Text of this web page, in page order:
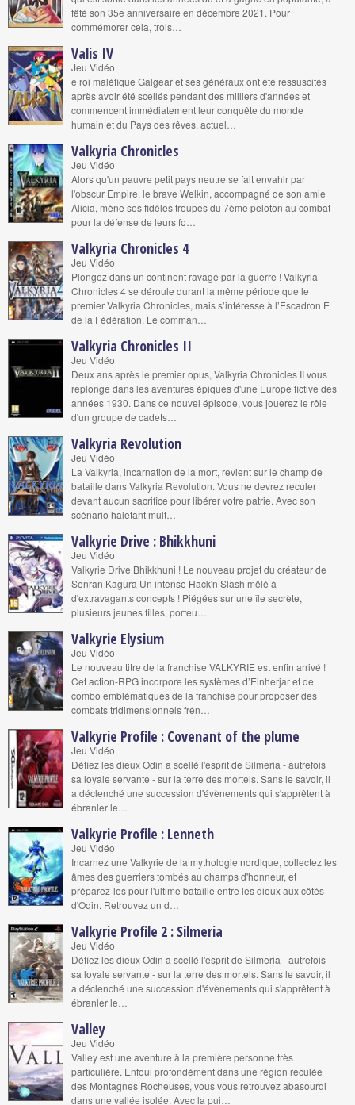
fêté son 35e anniversaire en décembre 2021. Pour
commémorer cela, trois…
Valis IV
Jeu Vidéo
e roi maléfique Galgear et ses généraux ont été ressuscités
après avoir été scellés pendant des milliers d'années et
commencent immédiatement leur conquête du monde
humain et du Pays des rêves, actuel…
Valkyria Chronicles
Jeu Vidéo
Alors qu'un pauvre petit pays neutre se fait envahir par
l'obscur Empire, le brave Welkin, accompagné de son amie
Alicia, mène ses fidèles troupes du 7ème peloton au combat
pour la défense de leurs fo…
Valkyria Chronicles 4
Jeu Vidéo
Plongez dans un continent ravagé par la guerre ! Valkyria
Chronicles 4 se déroule durant la même période que le
premier Valkyria Chronicles, mais s’intéresse à l’Escadron E
de la Fédération. Le comman…
Valkyria Chronicles II
Jeu Vidéo
Deux ans après le premier opus, Valkyria Chronicles II vous
replonge dans les aventures épiques d'une Europe fictive des
années 1930. Dans ce nouvel épisode, vous jouerez le rôle
d'un groupe de cadets…
Valkyria Revolution
Jeu Vidéo
La Valkyria, incarnation de la mort, revient sur le champ de
bataille dans Valkyria Revolution. Vous ne devrez reculer
devant aucun sacrifice pour libérer votre patrie. Avec son
scénario haletant mult…
Valkyrie Drive : Bhikkhuni
Jeu Vidéo
Valkyrie Drive Bhikkhuni ! Le nouveau projet du créateur de
Senran Kagura Un intense Hack'n Slash mêlé à
d'extravagants concepts ! Piégées sur une île secrète,
plusieurs jeunes filles, porteu…
Valkyrie Elysium
Jeu Vidéo
Le nouveau titre de la franchise VALKYRIE est enfin arrivé !
Cet action-RPG incorpore les systèmes d’Einherjar et de
combo emblématiques de la franchise pour proposer des
combats tridimensionnels frén…
Valkyrie Profile : Covenant of the plume
Jeu Vidéo
Défiez les dieux Odin a scellé l'esprit de Silmeria - autrefois
sa loyale servante - sur la terre des mortels. Sans le savoir, il
a déclenché une succession d'évènements qui s'apprêtent à
ébranler le…
Valkyrie Profile : Lenneth
Jeu Vidéo
Incarnez une Valkyrie de la mythologie nordique, collectez les
âmes des guerriers tombés au champs d'honneur, et
préparez-les pour l'ultime bataille entre les dieux aux côtés
d'Odin. Retrouvez un d…
Valkyrie Profile 2 : Silmeria
Jeu Vidéo
Défiez les dieux Odin a scellé l'esprit de Silmeria - autrefois
sa loyale servante - sur la terre des mortels. Sans le savoir, il
a déclenché une succession d'évènements qui s'apprêtent à
ébranler le…
Valley
Jeu Vidéo
Valley est une aventure à la première personne très
particulière. Enfoui profondément dans une région reculée
des Montagnes Rocheuses, vous vous retrouvez abasourdi
dans une vallée isolée. Avec la pui…